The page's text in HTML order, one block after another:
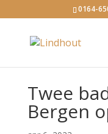
0164-
Twee
Bergen